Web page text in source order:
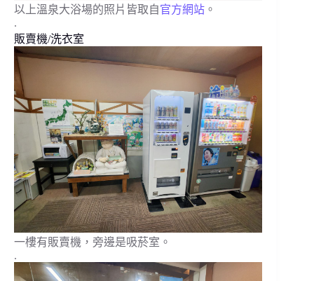
以上溫泉大浴場的照片皆取自官方網站 。
.
販賣機/洗衣室
一樓有販賣機，旁邊是吸菸室。
.